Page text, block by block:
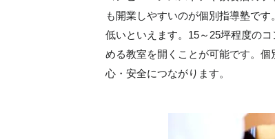
も開業しやすいのが個別指導塾で
低いといえます。15～25坪程度の
める教室を開くことが可能です。
心・安全につながります。